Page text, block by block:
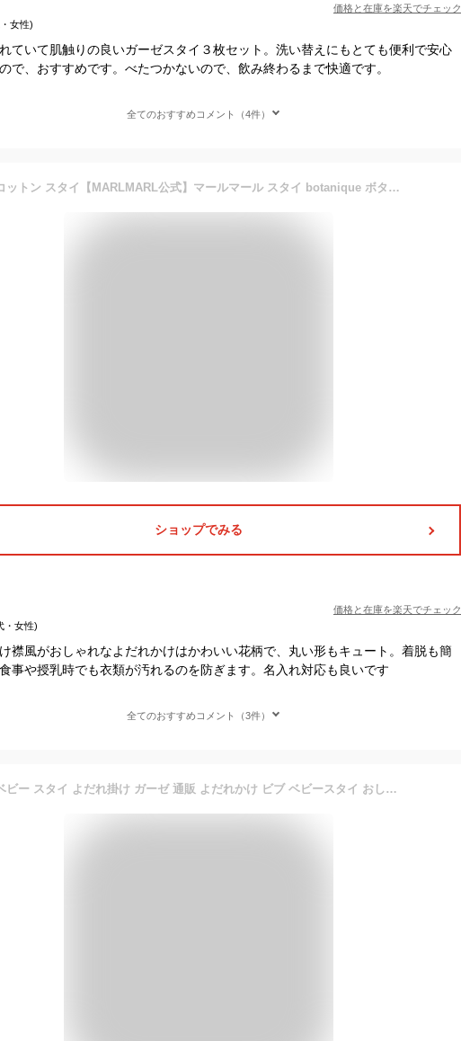
価格と在庫を楽天でチェック
女性)
ていて肌触りの良いガーゼスタイ３枚セット。洗い替えにもとても便利で安心
で、おすすめです。べたつかないので、飲み終わるまで快適です。
全てのおすすめコメント（4件）
コットン スタイ【MARLMARL公式】マールマール スタイ botanique ボタニーク (6カラー) ビブ よだれかけ 花柄 まあるい形 360度 つけ襟風｜キッズ・ベビー＞授乳用品・ベビー用食事用品＞スタイ｜出産祝い・ギフト［名入れ可／最短1営業日発送］
ショップでみる
価格と在庫を楽天でチェック
・女性)
襟風がおしゃれなよだれかけはかわいい花柄で、丸い形もキュート。着脱も簡
事や授乳時でも衣類が汚れるのを防ぎます。名入れ対応も良いです
全てのおすすめコメント（3件）
ベビー スタイ よだれ掛け ガーゼ 通販 よだれかけ ビブ ベビースタイ おしゃれ かわいい 可愛い 男の子 女の子 ゾウ 象 ぞう 綿100% 日本製 出産祝い 出産準備 ギフト お祝い 6層ガーゼ GA7009 ベビー用食事用品 授乳用品 ベビー小物